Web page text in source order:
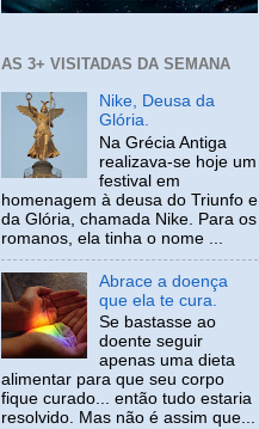
AS 3+ VISITADAS DA SEMANA
Nike, Deusa da
Glória.
Na Grécia Antiga
realizava-se hoje um
festival em
homenagem à deusa do Triunfo e
da Glória, chamada Nike. Para os
romanos, ela tinha o nome ...
Abrace a doença
que ela te cura.
Se bastasse ao
doente seguir
apenas uma dieta
alimentar para que seu corpo
fique curado... então tudo estaria
resolvido. Mas não é assim que...